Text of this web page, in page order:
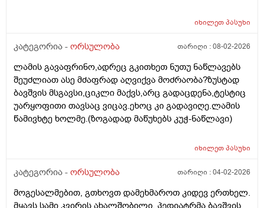
იხილეთპასუხი
კატეგორია - ორსულობა თარიღი :08-02-2026
ლამის გავაფრინო,ადრეც გკითხეთ ნუთუ ნაწლავებს
შეუძლიათ ასე მძაფრად აღვიქვა მოძრაობა?ზუსტად
ბავშვის მსგავსი,ციკლი მაქვს,არც გადაცდენა,ტესტიც
უარყოფითი თავსაც ვიცავ.ეხოც კი გადავიღე.ლამის
წამივხტე ხოლმე.(ზოგადად მაწუხებს კუჭ-ნაწლავი)
იხილეთპასუხი
კატეგორია - ორსულობა თარიღი :04-02-2026
მოგესალმებით, გთხოვთ დამეხმაროთ კიდევ ერთხელ.